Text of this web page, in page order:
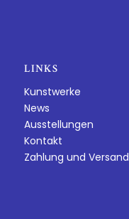
LINKS
Kunstwerke
News
Ausstellungen
Kontakt
Zahlung und Versand